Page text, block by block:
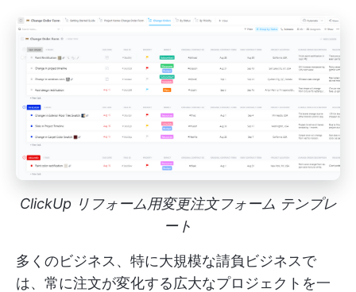
ClickUp リフォーム用変更注文フォーム テンプレ
ート
多くのビジネス、特に大規模な請負ビジネスで
は、常に注文が変化する広大なプロジェクトを一